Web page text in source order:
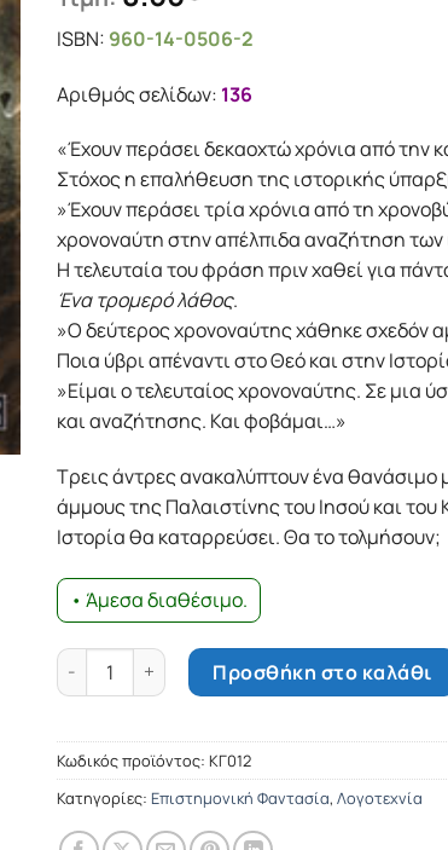
ISBN: 960-14-0506-2
Αριθμός σελίδων: 136
«Έχουν περάσει δεκαοχτώ χρόνια από την
Στόχος η επαλήθευση της ιστορικής
»Έχουν περάσει τρία χρόνια από τη
χρονοναύτη στην απέλπιδα αναζήτηση των
Η τελευταία του φράση πριν χαθεί για
Ένα τρομερό λάθος.
»Ο δεύτερος χρονοναύτης χάθηκε σχεδόν
Ποια ύβρι απέναντι στο Θεό και στην
»Είμαι ο τελευταίος χρονοναύτης. Σε μια
και αναζήτησης. Και φοβάμαι…»
Τρεις άντρες ανακαλύπτουν ένα θανάσιμο
άμμους της Παλαιστίνης του Ιησού και
Ιστορία θα καταρρεύσει. Θα το τολμήσουν;
• Άμεσα διαθέσιμο.
Εγώ είμαι Κύριος ο Θεός σου ποσότητα
Προσθήκη στο καλάθι
Κωδικός προϊόντος:ΚΓ012
Κατηγορίες: Επιστημονική Φαντασία,Λογοτεχνία